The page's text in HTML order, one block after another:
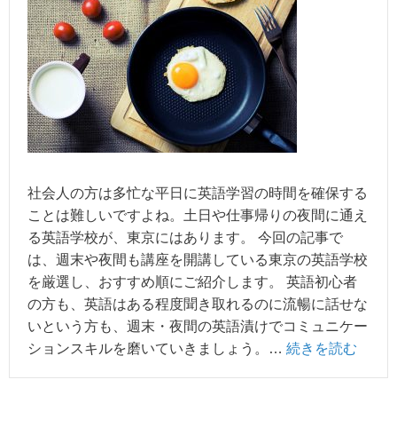
社会人の方は多忙な平日に英語学習の時間を確保する
ことは難しいですよね。土日や仕事帰りの夜間に通え
る英語学校が、東京にはあります。 今回の記事で
は、週末や夜間も講座を開講している東京の英語学校
を厳選し、おすすめ順にご紹介します。 英語初心者
の方も、英語はある程度聞き取れるのに流暢に話せな
いという方も、週末・夜間の英語漬けでコミュニケー
ションスキルを磨いていきましょう。… 続きを読む